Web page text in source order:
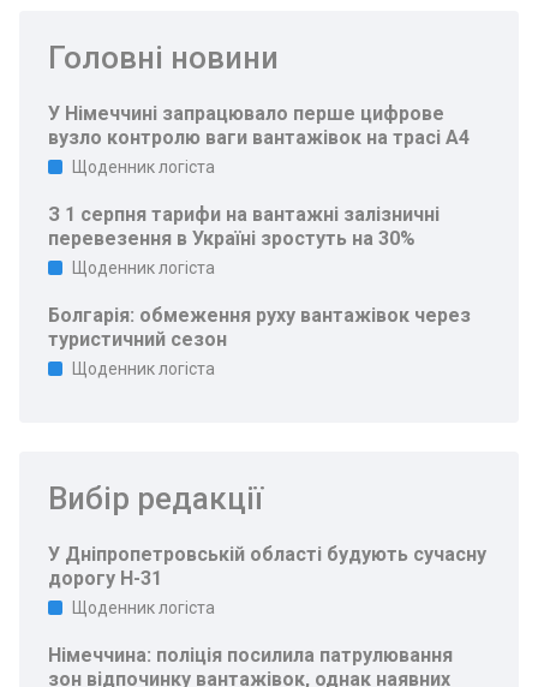
Головні новини
У Німеччині запрацювало перше цифрове
вузло контролю ваги вантажівок на трасі A4
Щоденник логіста
З 1 серпня тарифи на вантажні залізничні
перевезення в Україні зростуть на 30%
Щоденник логіста
Болгарія: обмеження руху вантажівок через
туристичний сезон
Щоденник логіста
Вибір редакції
У Дніпропетровській області будують сучасну
дорогу Н-31
Щоденник логіста
Німеччина: поліція посилила патрулювання
зон відпочинку вантажівок, однак наявних